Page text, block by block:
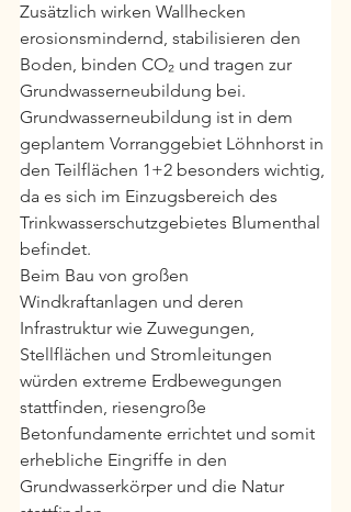
Zusätzlich wirken Wallhecken
erosionsmindernd, stabilisieren den
Boden, binden CO₂ und tragen zur
Grundwasserneubildung bei.
Grundwasserneubildung ist in dem
geplantem Vorranggebiet Löhnhorst in
den Teilflächen 1+2 besonders wichtig,
da es sich im Einzugsbereich des
Trinkwasserschutzgebietes Blumenthal
befindet.
Beim Bau von großen
Windkraftanlagen und deren
Infrastruktur wie Zuwegungen,
Stellflächen und Stromleitungen
würden extreme Erdbewegungen
stattfinden, riesengroße
Betonfundamente errichtet und somit
erhebliche Eingriffe in den
Grundwasserkörper und die Natur